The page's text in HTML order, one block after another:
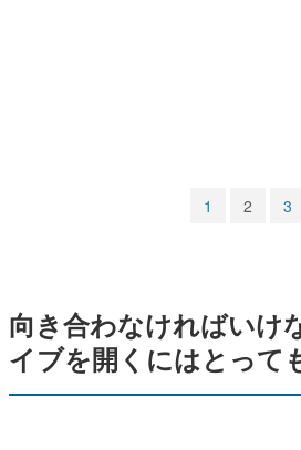
1 2 3
向き合わなければい
イブを開くにはとって